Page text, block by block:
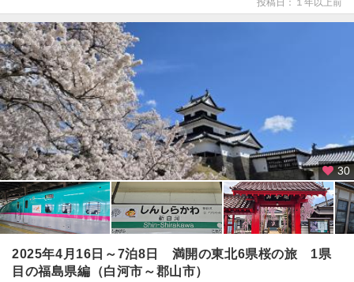
30
2025年4月16日～7泊8日 満開の東北6県桜の旅 1県
目の福島県編（白河市～郡山市）